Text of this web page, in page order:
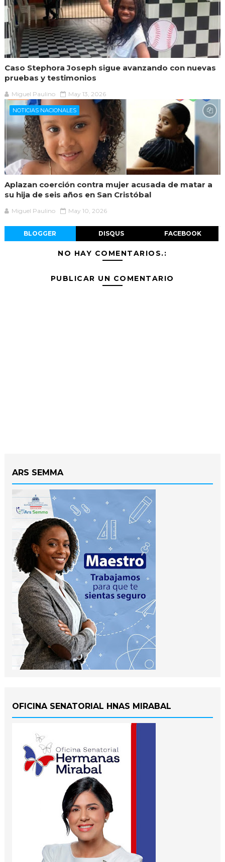
Caso Stephora Joseph sigue avanzando con nuevas
pruebas y testimonios
Miguel Paulino May 13, 2026
NOTICIAS NACIONALES
Aplazan coerción contra mujer acusada de matar a
su hija de seis años en San Cristóbal
Miguel Paulino May 10, 2026
BLOGGER DISQUS FACEBOOK
NO HAY COMENTARIOS.:
PUBLICAR UN COMENTARIO
ARS SEMMA
OFICINA SENATORIAL HNAS MIRABAL